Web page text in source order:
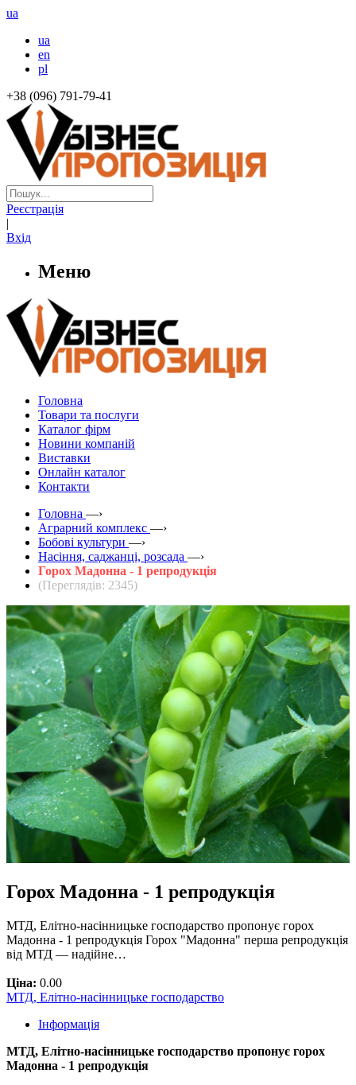
ua
ua
en
pl
+38 (096) 791-79-41
Реєстрація
|
Вхід
Меню
Головна
Товари та послуги
Каталог фірм
Новини компаній
Виставки
Онлайн каталог
Контакти
Головна —›
Аграрний комплекс —›
Бобові культури —›
Насіння, саджанці, розсада —›
Горох Мадонна - 1 репродукція
(Переглядів: 2345)
Горох Мадонна - 1 репродукція
МТД, Елітно-насінницьке господарство пропонує горох
Мадонна - 1 репродукція Горох "Мадонна" перша репродукція
від МТД — надійне…
Ціна: 0.00
МТД, Елітно-насінницьке господарство
Інформація
МТД, Елітно-насінницьке господарство пропонує горох
Мадонна - 1 репродукція